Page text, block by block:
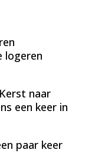
logeren
naar
een keer in
paar keer